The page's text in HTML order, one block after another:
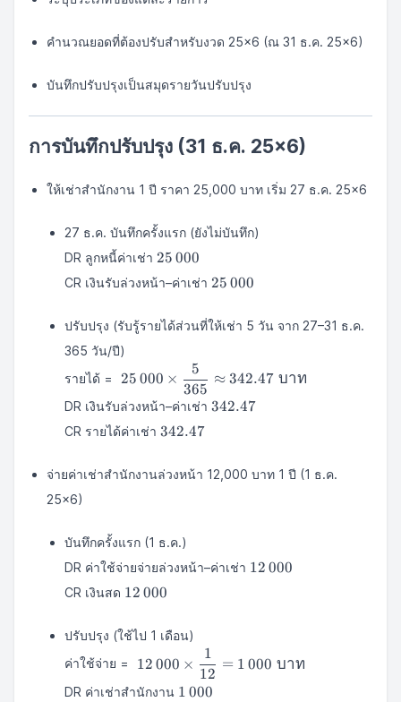
คำนวณยอดที่ต้องปรับสำหรับงวด 25×6 (ณ 31 ธ.ค. 25×6)
บันทึกปรับปรุงเป็นสมุดรายวันปรับปรุง
การบันทึกปรับปรุง (31 ธ.ค. 25×6)
ให้เช่าสำนักงาน 1 ปี ราคา 25,000 บาท เริ่ม 27 ธ.ค. 25×6
27 ธ.ค. บันทึกครั้งแรก (ยังไม่บันทึก)
DR ลูกหนี้ค่าเช่า 25\,000
25 000
CR เงินรับล่วงหน้า–ค่าเช่า 25\,000
25 000
ปรับปรุง (รับรู้รายได้ส่วนที่ให้เช่า 5 วัน จาก 27–31 ธ.ค.
365 วัน/ปี)
รายได้ =
\;25\,000\times\dfrac{5}
{365}\approx342.47\;บาท
25 000 ×
365
5
≈ 342.47 บาท
DR เงินรับล่วงหน้า–ค่าเช่า 342.47
342.47
CR รายได้ค่าเช่า 342.47
342.47
จ่ายค่าเช่าสำนักงานล่วงหน้า 12,000 บาท 1 ปี (1 ธ.ค.
25×6)
บันทึกครั้งแรก (1 ธ.ค.)
DR ค่าใช้จ่ายจ่ายล่วงหน้า–ค่าเช่า 12\,000
12 000
CR เงินสด 12\,000
12 000
ปรับปรุง (ใช้ไป 1 เดือน)
ค่าใช้จ่าย =
\;12\,000\times\dfrac{1}
{12}=1\,000\;บาท
12 000 ×
12
1
= 1 000 บาท
DR ค่าเช่าสำนักงาน 1\,000
1 000